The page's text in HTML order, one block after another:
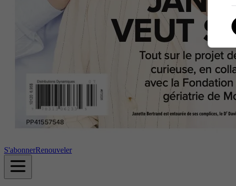
S'abonnerRenouveler